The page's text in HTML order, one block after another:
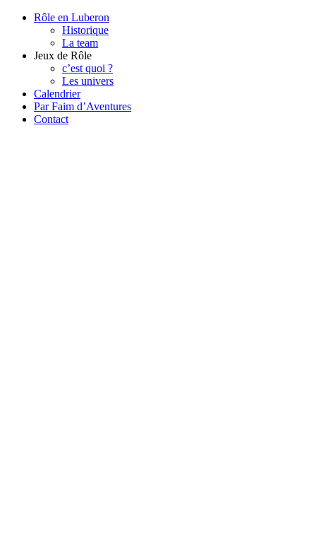
Rôle en Luberon
Historique
La team
Jeux de Rôle
c’est quoi ?
Les univers
Calendrier
Par Faim d’Aventures
Contact